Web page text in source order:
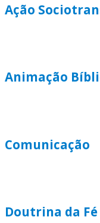
Ação
Animação
Comunicação
Doutrina da Fé